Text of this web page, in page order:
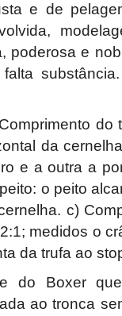
e de
poderosa e
do
da
e a outra a
o peito
c)
medidos o
da trufa ao
do Boxer
ao tronca